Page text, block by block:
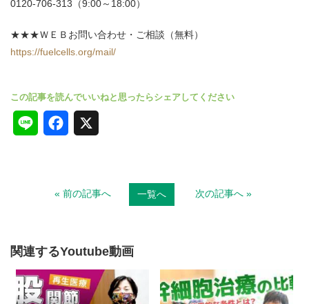
0120-706-313（9:00～18:00）
★★★ＷＥＢお問い合わせ・ご相談（無料）
https://fuelcells.org/mail/
e
o
o
k
« 前の記事へ 一覧へ 次の記事へ »
関連するYoutube動画